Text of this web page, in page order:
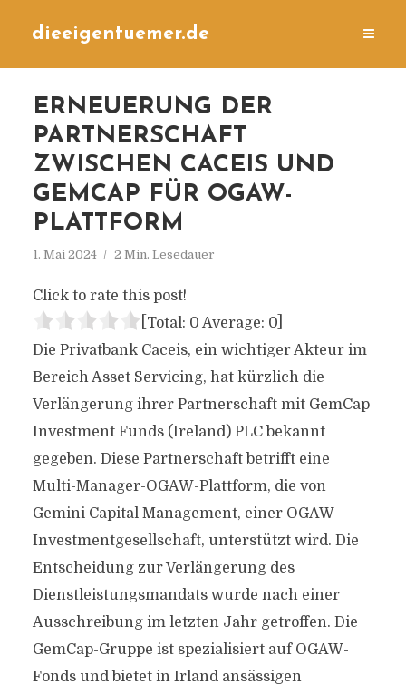
dieeigentuemer.de
ERNEUERUNG DER
PARTNERSCHAFT
ZWISCHEN CACEIS UND
GEMCAP FÜR OGAW-
PLATTFORM
1. Mai 2024 2 Min. Lesedauer
Click to rate this post!
[Total: 0 Average: 0]
Die Privatbank Caceis, ein wichtiger Akteur im
Bereich Asset Servicing, hat kürzlich die
Verlängerung ihrer Partnerschaft mit GemCap
Investment Funds (Ireland) PLC bekannt
gegeben. Diese Partnerschaft betrifft eine
Multi-Manager-OGAW-Plattform, die von
Gemini Capital Management, einer OGAW-
Investmentgesellschaft, unterstützt wird. Die
Entscheidung zur Verlängerung des
Dienstleistungsmandats wurde nach einer
Ausschreibung im letzten Jahr getroffen. Die
GemCap-Gruppe ist spezialisiert auf OGAW-
Fonds und bietet in Irland ansässigen